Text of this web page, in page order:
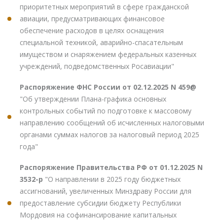
приоритетных мероприятий в сфере гражданской
авиации, предусматривающих финансовое
обеспечение расходов в целях оснащения
специальной техникой, аварийно-спасательным
имуществом и снаряжением федеральных казенных
учреждений, подведомственных Росавиации"
Распоряжение ФНС России от 02.12.2025 N 459@
"Об утверждении Плана-графика основных
контрольных событий по подготовке к массовому
направлению сообщений об исчисленных налоговыми
органами суммах налогов за налоговый период 2025
года"
Распоряжение Правительства РФ от 01.12.2025 N
3532-р "О направлении в 2025 году бюджетных
ассигнований, увеличенных Минздраву России для
предоставление субсидии бюджету Республики
Мордовия на софинансирование капитальных